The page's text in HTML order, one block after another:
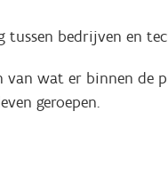
bedrijven en
wat er binnen de
geroepen.